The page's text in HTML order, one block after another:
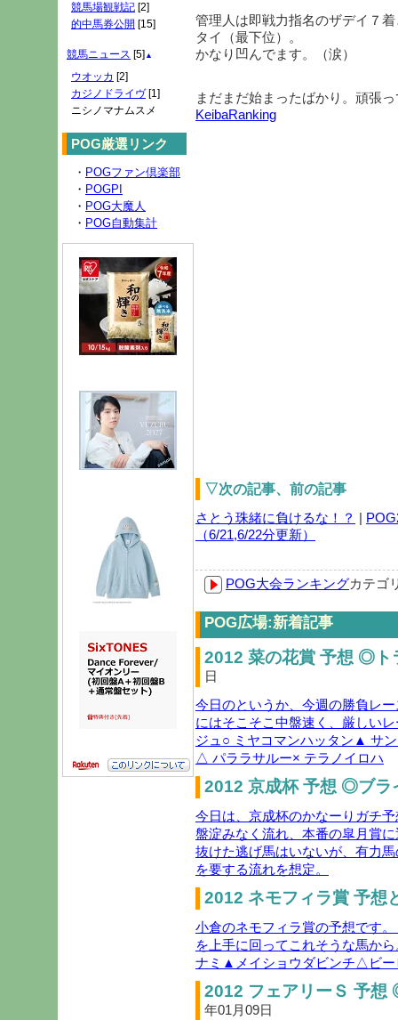
管理人は即戦力指名のザデイ７
タイ（最下位）。
かなり凹んでます。（涙）
まだまだ始まったばかり。頑張
KeibaRanking
▽次の記事、前の記事
さとう珠緒に負けるな！？ |
（6/21,6/22分更新）
POG大会ランキングカテ
POG広場:新着記事
2012 菜の花賞 予想 ◎ト
日
今日のというか、今週の勝負レ
にはそこそこ中盤速く、厳しい
ジュ○ ミヤコマンハッタン▲ サ
△ パララサルー× テラノイロハ
2012 京成杯 予想 ◎ブラ
今日は、京成杯のかなーりガチ
盤淀みなく流れ、本番の皐月賞
抜けた逃げ馬はいないが、有力
を要する流れを想定。
2012 ネモフィラ賞 予想
小倉のネモフィラ賞の予想です
を上手に回ってこれそうな馬か
ナミ▲メイショウダビンチ△ビー
2012 フェアリーＳ 予
年01月09日
競馬場観戦記 [2]
的中馬券公開 [15]
競馬ニュース [5] ▲
ウオッカ [2]
カジノドライヴ[1]
ニシノマナムスメ
POG厳選リンク
・ POGファン倶楽部
・ POGPI
・ POG大魔人
・ POG自動集計